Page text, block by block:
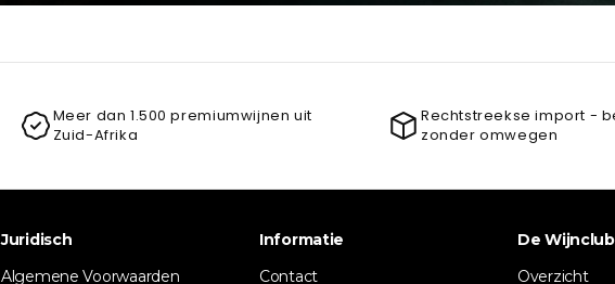
Meer dan 1.500 premiumwijnen uit
Zuid-Afrika
Rechtstreekse import -
zonder omwegen
Juridisch
Algemene Voorwaarden
Informatie
Contact
De Wijnclub
Overzicht